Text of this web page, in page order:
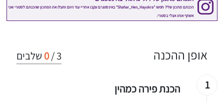
3
/
0 שלבים אופן ההכנה
1 הכנת פירה כמהין